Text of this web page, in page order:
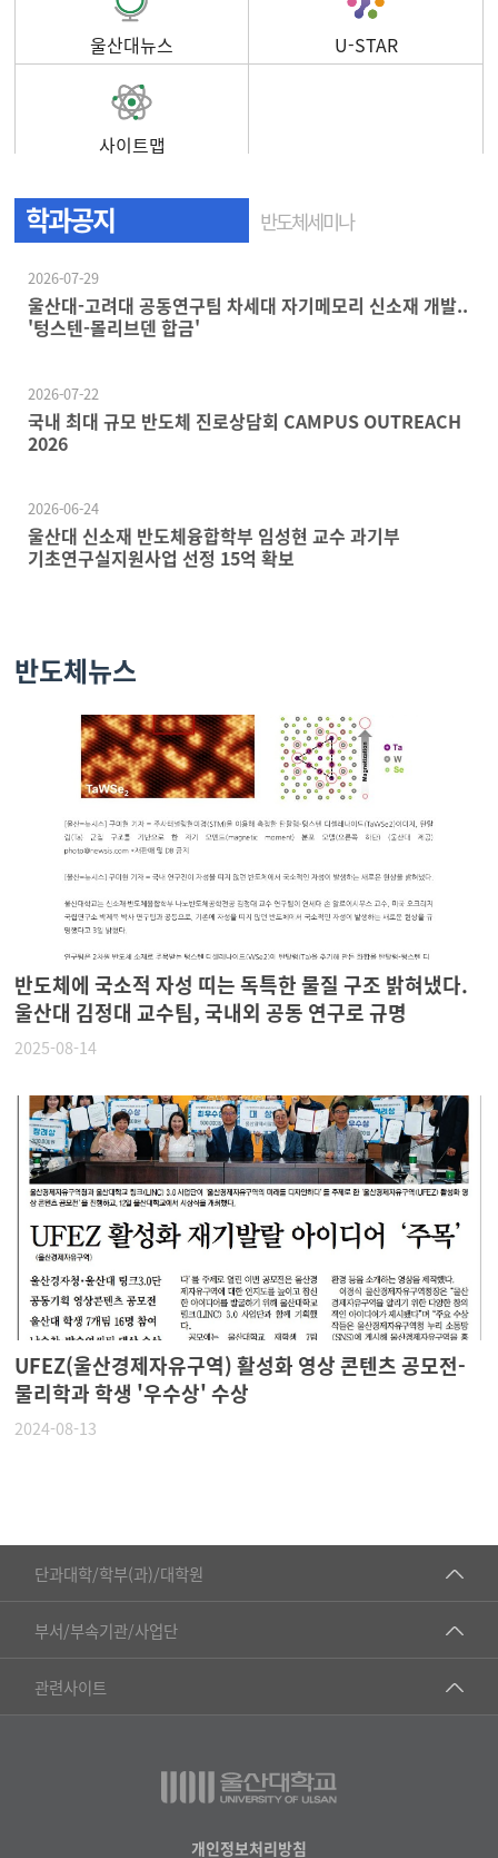
울산대뉴스 U-STAR
사이트맵
학과공지 반도체세미나
2026-07-29
울산대-고려대 공동연구팀 차세대 자기메모리 신소재 개발..
'텅스텐-몰리브덴 합금'
2026-07-22
국내 최대 규모 반도체 진로상담회 CAMPUS OUTREACH
2026
2026-06-24
울산대 신소재 반도체융합학부 임성현 교수 과기부
기초연구실지원사업 선정 15억 확보
반도체뉴스
반도체에 국소적 자성 띠는 독특한 물질 구조 밝혀냈다.
울산대 김정대 교수팀, 국내외 공동 연구로 규명
2025-08-14
UFEZ(울산경제자유구역) 활성화 영상 콘텐츠 공모전-
물리학과 학생 '우수상' 수상
2024-08-13
단과대학/학부(과)/대학원
■인문대학
▷국어국문학부
▷일본어·일본학과
▷프랑스어·프랑스학과
부서/부속기관/사업단
공동기기센터
공학교육혁신센터
관련사이트
건강가정지원센터
교수협의회
개인정보처리방침